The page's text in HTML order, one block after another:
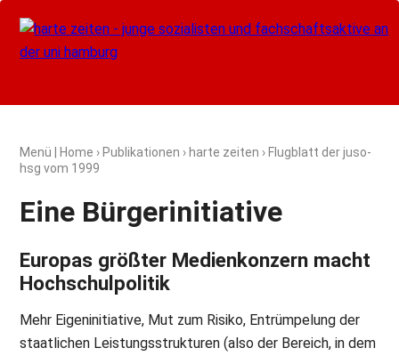
Menü Home › Publikationen › harte zeiten › Flugblatt der juso-
hsg vom 1999
Eine Bürgerinitiative
Europas größter Medienkonzern macht
Hochschulpolitik
Mehr Eigeninitiative, Mut zum Risiko, Entrümpelung der
staatlichen Leistungsstrukturen (also der Bereich, in dem